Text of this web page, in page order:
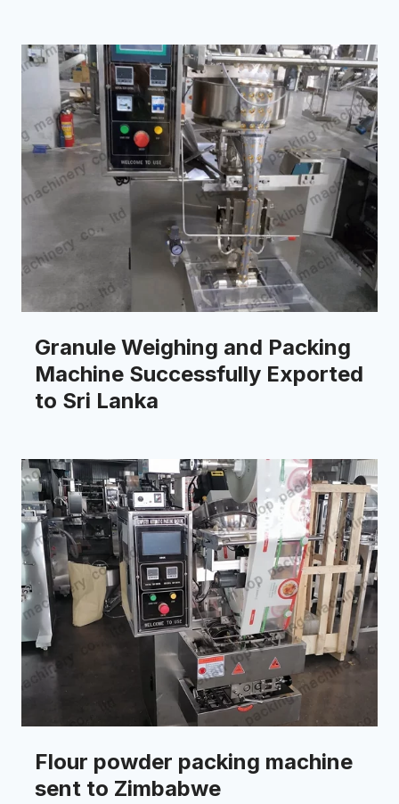
Granule Weighing and Packing
Machine Successfully Exported
to Sri Lanka
Flour powder packing machine
sent to Zimbabwe